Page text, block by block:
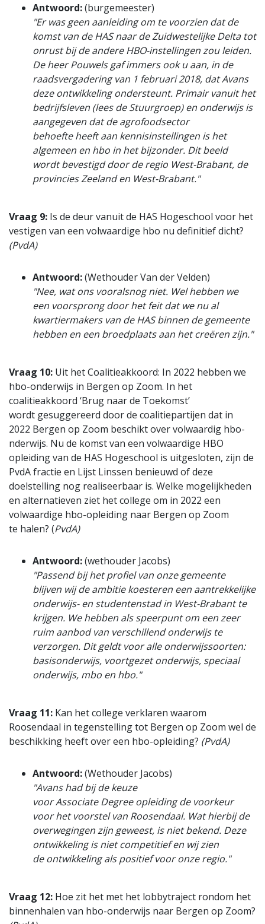
Antwoord:(burgemeester)
"Er was geen aanleiding om te voorzien dat de
komst van de HAS naar de Zuidwestelijke Delta tot
onrust bij de andere HBO-instellingen zou leiden.
De heer Pouwels gaf immers ook u aan, in de
raadsvergadering van 1 februari 2018, dat Avans
deze ontwikkeling ondersteunt. Primair vanuit het
bedrijfsleven (lees de Stuurgroep) en onderwijs is
aangegeven dat de agrofoodsector
behoefte heeft aan kennisinstellingen is het
algemeen en hbo in het bijzonder. Dit beeld
wordt bevestigd door de regio West-Brabant, de
provincies Zeeland en West-Brabant."
Vraag 9: Is de deur vanuit de HAS Hogeschool voor het
vestigen van een volwaardige hbo nu definitief dicht?
(PvdA)
Antwoord:(Wethouder Van der Velden)
"Nee, wat ons vooralsnog niet. Wel hebben we
een voorsprong door het feit dat we nu al
kwartiermakers van de HAS binnen de gemeente
hebben en een broedplaats aan het creëren zijn."
Vraag 10: Uit het Coalitieakkoord: In 2022 hebben we
hbo-onderwijs in Bergen op Zoom. In het
coalitieakkoord ‘Brug naar de Toekomst’
wordt gesuggereerd door de coalitiepartijen dat in
2022 Bergen op Zoom beschikt over volwaardig hbo-
nderwijs. Nu de komst van een volwaardige HBO
opleiding van de HAS Hogeschool is uitgesloten, zijn de
PvdA fractie en Lijst Linssen benieuwd of deze
doelstelling nog realiseerbaar is. Welke mogelijkheden
en alternatieven ziet het college om in 2022 een
volwaardige hbo-opleiding naar Bergen op Zoom
te halen? (PvdA)
Antwoord:(wethouder Jacobs)
"Passend bij het profiel van onze gemeente
blijven wij de ambitie koesteren een aantrekkelijke
onderwijs- en studentenstad in West-Brabant te
krijgen. We hebben als speerpunt om een zeer
ruim aanbod van verschillend onderwijs te
verzorgen. Dit geldt voor alle onderwijssoorten:
basisonderwijs, voortgezet onderwijs, speciaal
onderwijs, mbo en hbo."
Vraag 11: Kan het college verklaren waarom
Roosendaal in tegenstelling tot Bergen op Zoom wel de
beschikking heeft over een hbo-opleiding? (PvdA)
Antwoord:(Wethouder Jacobs)
"Avans had bij de keuze
voor Associate Degree opleiding de voorkeur
voor het voorstel van Roosendaal. Wat hierbij de
overwegingen zijn geweest, is niet bekend. Deze
ontwikkeling is niet competitief en wij zien
de ontwikkeling als positief voor onze regio."
Vraag 12: Hoe zit het met het lobbytraject rondom het
binnenhalen van hbo-onderwijs naar Bergen op Zoom?